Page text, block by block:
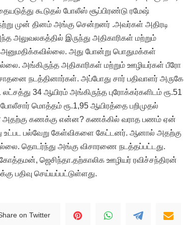
கூடுதல் போலீஸ் சூப்பிரண்டு ரமேஷ்
முன் தினம் அங்கு சென்றனர் .அவர்கள் அதிரடி
அலுவலகத்தில் இருந்து அதிகாரிகள் மற்றும்
அது போன்று பொதுமக்கள்
அங்கிருந்த அதிகாரிகள் மற்றும் ஊழியர்கள் பீரோ
நடத்தினார்கள். அப்போது சார் பதிவாளர் அருகே
34 ஆயிரம் அங்கிருந்த புரோக்கர்களிடம் ரூ.51
போலீசார் மொத்தம் ரூ.1,95 ஆயிரத்தை பறிமுதல்
அதற்கு கணக்கு என்ன? கணக்கில் வராத பணம் ஏன்
உட்பட பல்வேறு கேள்விகளை கேட்டனர். ஆனால் அதற்கு
தொடர்ந்து அங்கு விசாரணை நடத்தப்பட்டது.
ஜெசிந்தா.தற்காலிக ஊழியர் ரவிச்சந்திரன்
பதிவு செய்யப்பட்டுள்ளது.
on Twitter